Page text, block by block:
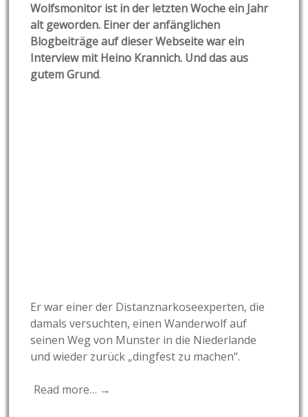
Wolfsmonitor ist in der letzten Woche ein Jahr
alt geworden. Einer der anfänglichen
Blogbeiträge auf dieser Webseite war ein
Interview mit Heino Krannich. Und das aus
gutem Grund.
Er war einer der Distanznarkoseexperten, die
damals versuchten, einen Wanderwolf auf
seinen Weg von Munster in die Niederlande
und wieder zurück „dingfest zu machen“.
Read more… →